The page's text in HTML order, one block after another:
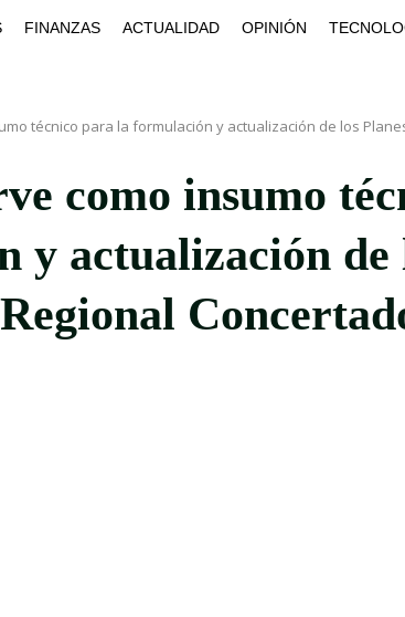
FINANZAS ACTUALIDAD OPINIÓN
técnico para la formulación y actualización de los
como insumo
y actualización de